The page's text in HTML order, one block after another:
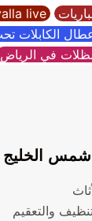
yalla live
الكابلات
في
الخليج
والتعقيم